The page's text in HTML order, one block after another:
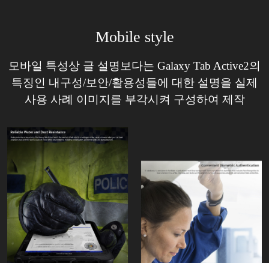
Mobile style
모바일 특성상 글 설명보다는 Galaxy Tab Active2의
특징인 내구성/보안/활용성들에 대한 설명을 실제
사용 사례 이미지를 부각시켜 구성하여 제작